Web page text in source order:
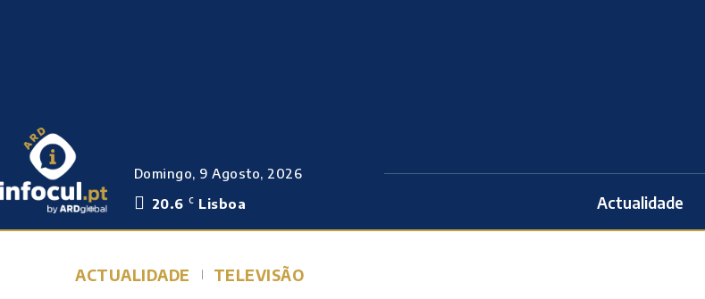
Domingo, 9 Agosto, 2026
20.6 C Lisboa Actualidade
ACTUALIDADE TELEVISÃO